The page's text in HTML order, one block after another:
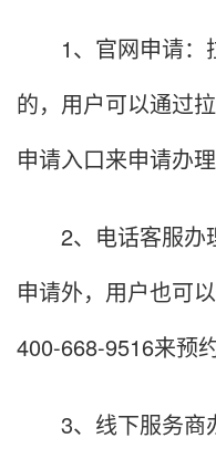
1、官网申请：
的，用户可以通过
申请入口来申请办
2、电话客服办
申请外，用户也可
400-668-9516来预
3、线下服务商